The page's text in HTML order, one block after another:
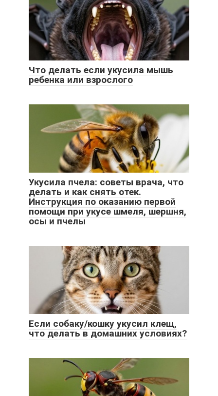
Что делать если укусила мышь
ребенка или взрослого
Укусила пчела: советы врача, что
делать и как снять отек.
Инструкция по оказанию первой
помощи при укусе шмеля, шершня,
осы и пчелы
Если собаку/кошку укусил клещ,
что делать в домашних условиях?